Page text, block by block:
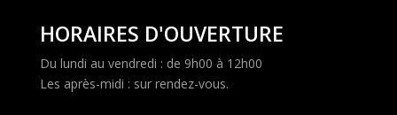
HORAIRES D'OUVERTURE
Du lundi au vendredi : de 9h00 à 12h00
Les après-midi : sur rendez-vous.